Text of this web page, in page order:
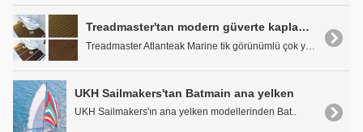
Treadmaster'tan modern güverte kaplamaları
UKH Sailmakers'tan Batmain ana yelken
UKH Sailmakers'ın ana yelken modellerinden Bat..